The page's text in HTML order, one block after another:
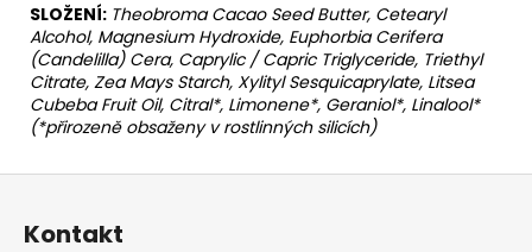
SLOŽENÍ: Theobroma Cacao Seed Butter, Cetearyl
Alcohol, Magnesium Hydroxide, Euphorbia Cerifera
(Candelilla) Cera, Caprylic / Capric Triglyceride, Triethyl
Citrate, Zea Mays Starch, Xylityl Sesquicaprylate, Litsea
Cubeba Fruit Oil, Citral*, Limonene*, Geraniol*, Linalool*
(*přirozeně obsaženy v rostlinných silicích)
Z
Kontakt